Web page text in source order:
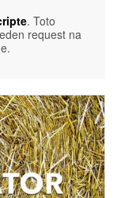
. Toto
request na